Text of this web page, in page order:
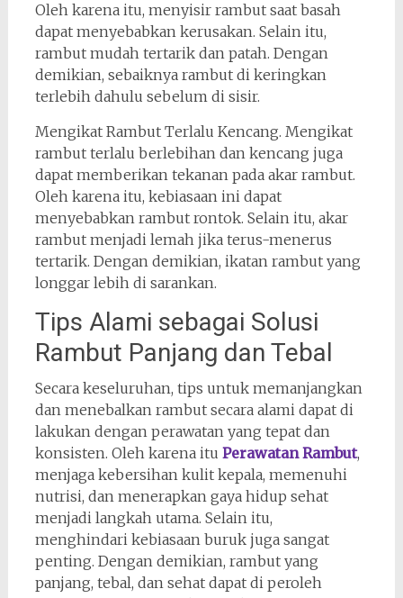
Oleh karena itu, menyisir rambut saat basah
dapat menyebabkan kerusakan. Selain itu,
rambut mudah tertarik dan patah. Dengan
demikian, sebaiknya rambut di keringkan
terlebih dahulu sebelum di sisir.
Mengikat Rambut Terlalu Kencang. Mengikat
rambut terlalu berlebihan dan kencang juga
dapat memberikan tekanan pada akar rambut.
Oleh karena itu, kebiasaan ini dapat
menyebabkan rambut rontok. Selain itu, akar
rambut menjadi lemah jika terus-menerus
tertarik. Dengan demikian, ikatan rambut yang
longgar lebih di sarankan.
Tips Alami sebagai Solusi
Rambut Panjang dan Tebal
Secara keseluruhan, tips untuk memanjangkan
dan menebalkan rambut secara alami dapat di
lakukan dengan perawatan yang tepat dan
konsisten. Oleh karena itu Perawatan Rambut,
menjaga kebersihan kulit kepala, memenuhi
nutrisi, dan menerapkan gaya hidup sehat
menjadi langkah utama. Selain itu,
menghindari kebiasaan buruk juga sangat
penting. Dengan demikian, rambut yang
panjang, tebal, dan sehat dapat di peroleh